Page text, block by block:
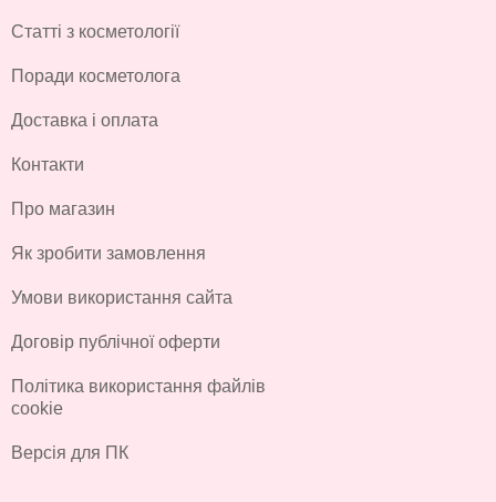
Статті з косметології
Поради косметолога
Доставка і оплата
Контакти
Про магазин
Як зробити замовлення
Умови використання сайта
Договір публічної оферти
Політика використання файлів
cookie
Версія для ПК